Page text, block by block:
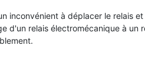
inconvénient à déplacer le relais
d'un relais électromécanique à